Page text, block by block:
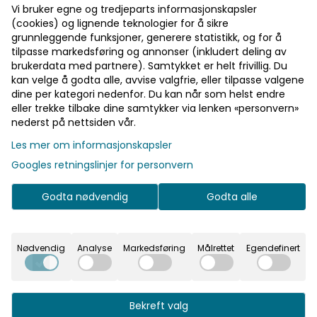
stemning i inngangsparti og
fotokrok. 36x7,5 cm
59,-
Minecraft Creeper-motiv som
gir borddekkingen et morsomt
og fargerikt preg. Perfekt til
barnebursdag og temafester
for Minecraft-fans. Pakke med
20 stk. Størrelse: 33 x 33 cm.
39,-
49,-
Papptallerkener Minecraft,
Papirtallerkener med Minecraft-
motiv som gir borddekkingen
Pappkopper Minecraft,
Papirkopper med Minecraft-
motiv som passer perfekt til
På lager
Vi bruker egne og tredjeparts informasjonskapsler
(cookies) og lignende teknologier for å sikre
grunnleggende funksjoner, generere statistikk, og for å
tilpasse markedsføring og annonser (inkludert deling av
brukerdata med partnere). Samtykket er helt frivillig. Du
kan velge å godta alle, avvise valgfrie, eller tilpasse valgene
dine per kategori nedenfor. Du kan når som helst endre
eller trekke tilbake dine samtykker via lenken «personvern»
nederst på nettsiden vår.
Les mer om informasjonskapsler
Googles retningslinjer for personvern
Godta nødvendig Godta alle
Nødvendig Analyse Markedsføring Målrettet Egendefinert
Bekreft valg